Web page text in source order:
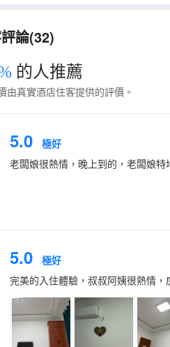
論(32)
的人推薦
由真實酒店住客提供的評價。
5.0 極好
老闆娘很熱情，晚上到的，老闆娘
5.0 極好
完美的入住體驗，叔叔阿姨很熱情